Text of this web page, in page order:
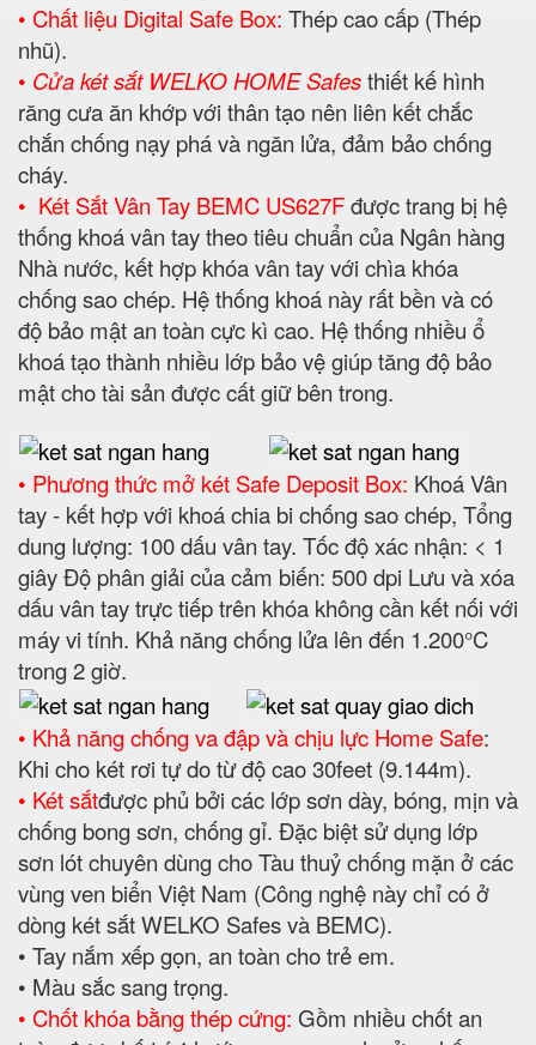
• Chất liệu Digital Safe Box: Thép cao cấp (Thép
nhũ).
• Cửa két sắt WELKO HOME Safesthiết kế hình
răng cưa ăn khớp với thân tạo nên liên kết chắc
chắn chống nạy phá và ngăn lửa, đảm bảo chống
cháy.
• Két Sắt Vân Tay BEMC US627Fđược trang bị hệ
thống khoá vân tay theo tiêu chuẩn của Ngân hàng
Nhà nước, kết hợp khóa vân tay với chìa khóa
chống sao chép. Hệ thống khoá này rất bền và có
độ bảo mật an toàn cực kì cao. Hệ thống nhiều ổ
khoá tạo thành nhiều lớp bảo vệ giúp tăng độ bảo
mật cho tài sản được cất giữ bên trong.
• Phương thức mở két Safe Deposit Box: Khoá Vân
tay - kết hợp với khoá chia bi chống sao chép, Tổng
dung lượng: 100 dấu vân tay. Tốc độ xác nhận: < 1
giây Độ phân giải của cảm biến: 500 dpi Lưu và xóa
dấu vân tay trực tiếp trên khóa không cần kết nối với
máy vi tính. Khả năng chống lửa lên đến 1.200°C
trong 2 giờ.
• Khả năng chống va đập và chịu lực Home Safe:
Khi cho két rơi tự do từ độ cao 30feet (9.144m).
• Két sắtđược phủ bởi các lớp sơn dày, bóng, mịn và
chống bong sơn, chống gỉ. Đặc biệt sử dụng lớp
sơn lót chuyên dùng cho Tàu thuỷ chống mặn ở các
vùng ven biển Việt Nam (Công nghệ này chỉ có ở
dòng két sắt WELKO Safes và BEMC).
• Tay nắm xếp gọn, an toàn cho trẻ em.
• Màu sắc sang trọng.
• Chốt khóa bằng thép cứng: Gồm nhiều chốt an